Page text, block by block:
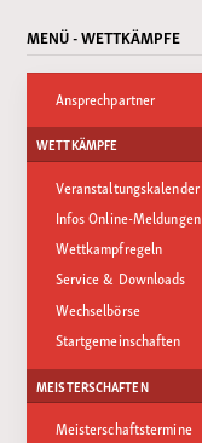
MENÜ - WETTKÄMPFE
Ansprechpartner
WETTKÄMPFE
Veranstaltungskalender
Infos Online-Meldungen
Wettkampfregeln
Service & Downloads
Wechselbörse
Startgemeinschaften
MEISTERSCHAFTEN
Meisterschaftstermine